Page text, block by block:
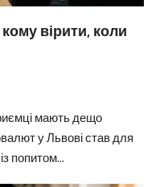
вірити, коли
мають дещо
у Львові став для
попитом...